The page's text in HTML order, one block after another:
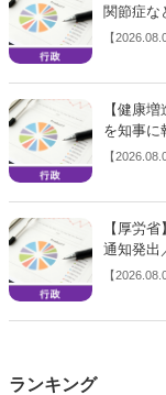
関節症な
【
保険給付
会等に報
【健康
を知事に
【
関する省
品に関す
【厚労
通知発出
【
ランキング